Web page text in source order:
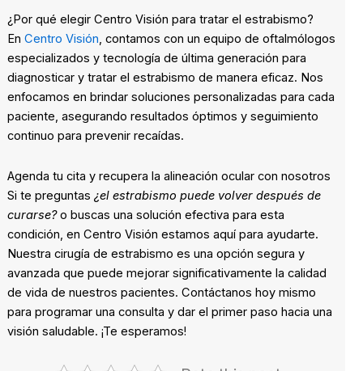
¿Por qué elegir Centro Visión para tratar el estrabismo?
En Centro Visión, contamos con un equipo de oftalmólogos
especializados y tecnología de última generación para
diagnosticar y tratar el estrabismo de manera eficaz. Nos
enfocamos en brindar soluciones personalizadas para cada
paciente, asegurando resultados óptimos y seguimiento
continuo para prevenir recaídas.
Agenda tu cita y recupera la alineación ocular con nosotros
Si te preguntas ¿el estrabismo puede volver después de
curarse?o buscas una solución efectiva para esta
condición, en Centro Visión estamos aquí para ayudarte.
Nuestra cirugía de estrabismo es una opción segura y
avanzada que puede mejorar significativamente la calidad
de vida de nuestros pacientes. Contáctanos hoy mismo
para programar una consulta y dar el primer paso hacia una
visión saludable. ¡Te esperamos!